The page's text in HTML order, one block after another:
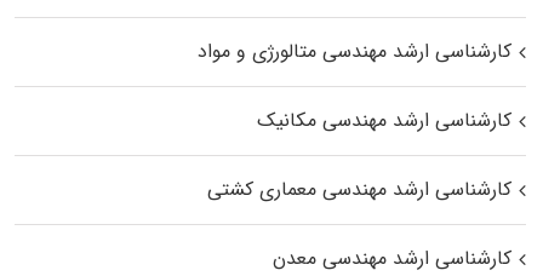
کارشناسی ارشد مهندسی متالورژی و مواد
کارشناسی ارشد مهندسی مکانیک
کارشناسی ارشد مهندسی معماری کشتی
کارشناسی ارشد مهندسی معدن